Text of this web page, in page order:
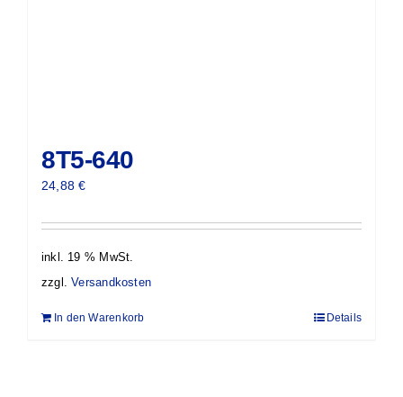
8T5-640
24,88€
inkl. 19 % MwSt.
zzgl.Versandkosten
In den Warenkorb Details